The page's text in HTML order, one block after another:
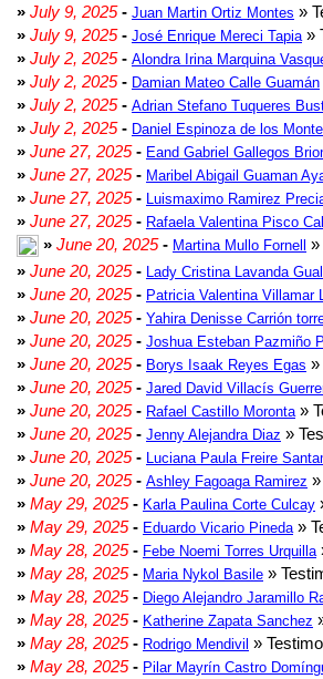
» July 9, 2025- Juan Martin Ortiz Montes »
» July 9, 2025- José Enrique Mereci Tapia »
» July 2, 2025- Alondra Irina Marquina
» July 2, 2025- Damian Mateo Calle Guamán
» July 2, 2025- Adrian Stefano Tuqueres
» July 2, 2025- Daniel Espinoza de los
» June 27, 2025- Eand Gabriel Gallegos
» June 27, 2025- Maribel Abigail Guaman
» June 27, 2025- Luismaximo Ramirez
» June 27, 2025- Rafaela Valentina Pisco
» June 20, 2025- Martina Mullo Fornell »
» June 20, 2025- Lady Cristina Lavanda
» June 20, 2025- Patricia Valentina Villamar
» June 20, 2025- Yahira Denisse Carrión
» June 20, 2025- Joshua Esteban Pazmiño
» June 20, 2025- Borys Isaak Reyes Egas »
» June 20, 2025- Jared David Villacís
» June 20, 2025- Rafael Castillo Moronta »
» June 20, 2025- Jenny Alejandra Diaz »
» June 20, 2025- Luciana Paula Freire
» June 20, 2025- Ashley Fagoaga Ramirez
» May 29, 2025- Karla Paulina Corte Culcay
» May 29, 2025- Eduardo Vicario Pineda »
» May 28, 2025- Febe Noemi Torres Urquilla
» May 28, 2025- Maria Nykol Basile »
» May 28, 2025- Diego Alejandro Jaramillo
» May 28, 2025- Katherine Zapata Sanchez
» May 28, 2025- Rodrigo Mendivil »
» May 28, 2025- Pilar Mayrín Castro